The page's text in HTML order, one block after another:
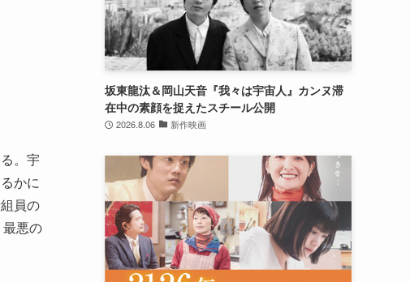
。宇
かに
員の
最悪の
坂東龍汰＆岡山天音『我々は宇宙人』カンヌ滞
在中の素顔を捉えたスチール公開
2026.8.06 新作映画